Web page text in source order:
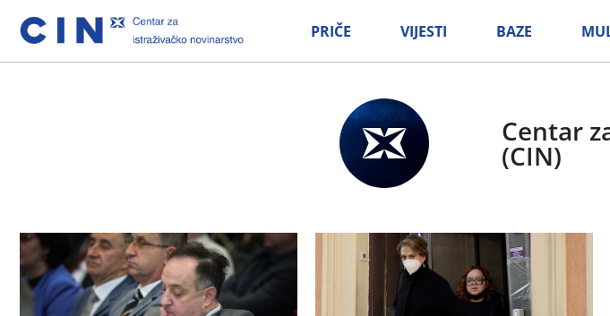
PRIČE VIJESTI BAZE
Centar
(CIN)